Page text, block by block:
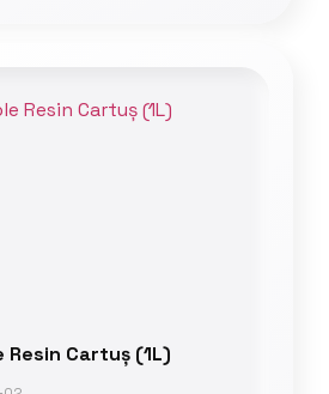
Resin Cartuș (1L)